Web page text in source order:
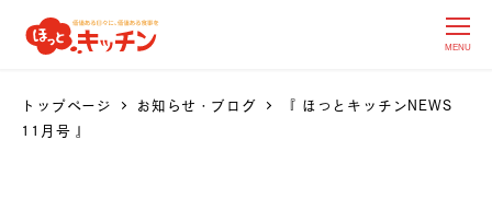
MENU
トップページ お知らせ・ブログ
『 ほっとキッチンNEWS
11月号 』